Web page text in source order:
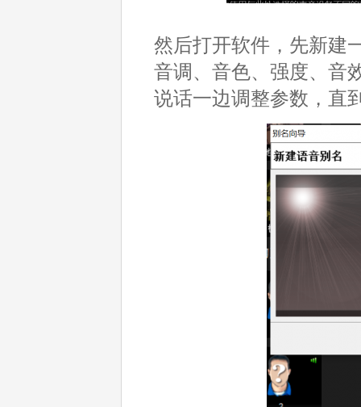
然后打开软件，先新建
音调、音色、强度、音
说话一边调整参数，直